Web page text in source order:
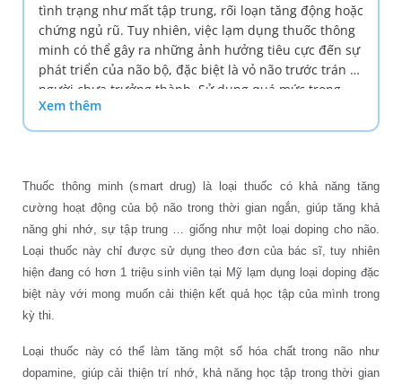
tình trạng như mất tập trung, rối loạn tăng động hoặc
chứng ngủ rũ. Tuy nhiên, việc lạm dụng thuốc thông
minh có thể gây ra những ảnh hưởng tiêu cực đến sự
phát triển của não bộ, đặc biệt là vỏ não trước trán ở
người chưa trưởng thành. Sử dụng quá mức trong
thời gian dài còn có thể dẫn đến tổn hại nghiêm
trọng cho các tế bào não.
Xem thêm
Thuốc thông minh (smart drug) là loại thuốc có khả năng tăng
cường hoạt động của bộ não trong thời gian ngắn, giúp tăng khả
năng ghi nhớ, sự tập trung … giống như một loại doping cho não.
Loại thuốc này chỉ được sử dụng theo đơn của bác sĩ, tuy nhiên
hiện đang có hơn 1 triệu sinh viên tại Mỹ lạm dụng loại doping đặc
biệt này với mong muốn cải thiện kết quả học tập của mình trong
kỳ thi.
Loại thuốc này có thể làm tăng một số hóa chất trong não như
dopamine, giúp cải thiện trí nhớ, khả năng học tập trong thời gian